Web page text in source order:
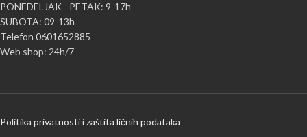
PONEDELJAK - PETAK: 9-17h
SUBOTA: 09-13h
Telefon 0601652885
Web shop: 24h/7
Politika privatnosti i zaštita ličnih podataka